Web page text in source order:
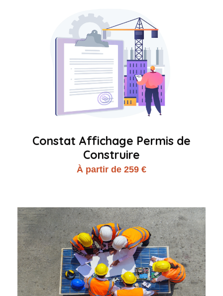
Constat Affichage Permis de
Construire
À partir de 259 €